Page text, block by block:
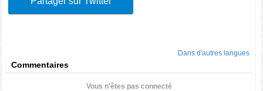
Dans d'autres langues
Commentaires
Vous n'êtes pas connecté